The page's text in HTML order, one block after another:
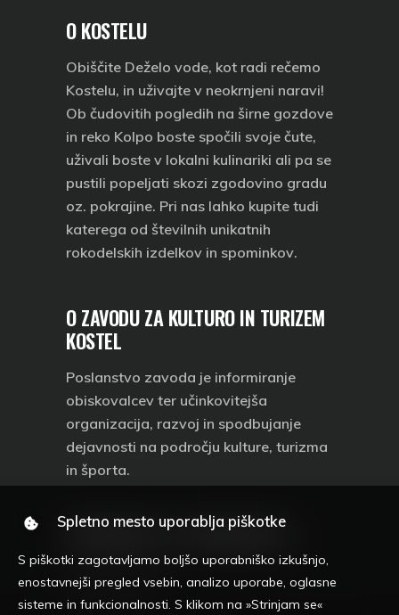
O KOSTELU
Obiščite Deželo vode, kot radi rečemo
Kostelu, in uživajte v neokrnjeni naravi!
Ob čudovitih pogledih na širne gozdove
in reko Kolpo boste spočili svoje čute,
uživali boste v lokalni kulinariki ali pa se
pustili popeljati skozi zgodovino gradu
oz. pokrajine. Pri nas lahko kupite tudi
katerega od številnih unikatnih
rokodelskih izdelkov in spominkov.
O ZAVODU ZA KULTURO IN TURIZEM
KOSTEL
Poslanstvo zavoda je informiranje
obiskovalcev ter učinkovitejša
organizacija, razvoj in spodbujanje
dejavnosti na področju kulture, turizma
in športa.
INFORMACIJE ZA OBISKOVALCE
Politika zasebnosti
Splošni pogoji
Spletno mesto uporablja piškotke
S piškotki zagotavljamo boljšo uporabniško izkušnjo,
enostavnejši pregled vsebin, analizo uporabe, oglasne
sisteme in funkcionalnosti. S klikom na »Strinjam se«